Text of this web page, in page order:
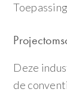
Deze
de